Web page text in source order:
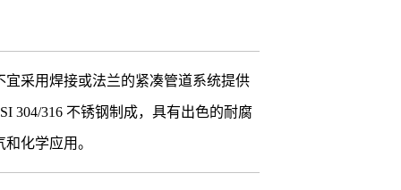
宜采用焊接或法兰的紧凑管道系统提供
304/316 不锈钢制成，具有出色的耐腐
化学应用。